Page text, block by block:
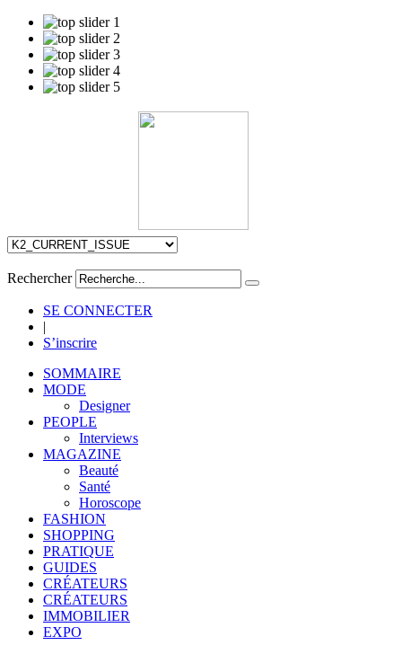
Rechercher
SE CONNECTER
|
S’inscrire
SOMMAIRE
MODE
Designer
PEOPLE
Interviews
MAGAZINE
Beauté
Santé
Horoscope
FASHION
SHOPPING
PRATIQUE
GUIDES
CRÉATEURS
CRÉATEURS
IMMOBILIER
EXPO